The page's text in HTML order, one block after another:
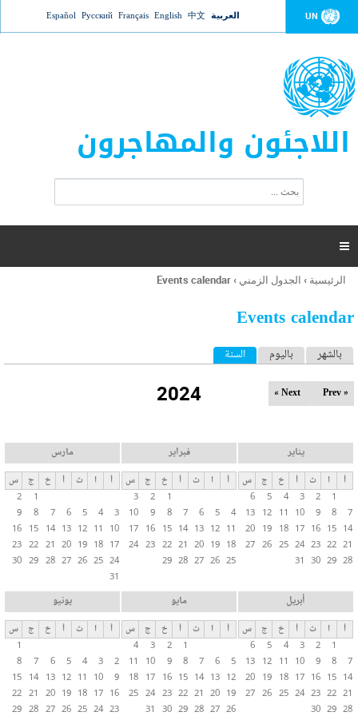
Jump to navigation UN العربية 中文
English
Français
Русский
Español
اللاجئون والمهاجرون
ت
ر
ل
ح
ب

أنت
هنا
الرئيسية › الجدول الزمني ›
Events calendar
Events calendar
ا
ل
ب
ب
ا
ت
ا
ل
أ
س
ا
س
ي
ة
بالشهر باليوم السنة (علامة التبويب النشطة)
2024 « Prev
Next »
يناير
أ ا ث أ خ ج
س
1
2
3
4
5
6
7
8
9
10
11
12
13
14
15
16
17
18
19
20
21
22
23
24
25
26
27
28
29
30
31
فبراير
أ ا ث أ خ ج
س
1
2
3
4
5
6
7
8
9
10
11
12
13
14
15
16
17
18
19
20
21
22
23
24
25
26
27
28
29
مارس
أ ا ث أ خ ج
س
1
2
3
4
5
6
7
8
9
10
11
12
13
14
15
16
17
18
19
20
21
22
23
24
25
26
27
28
29
30
31
أبريل
أ ا ث أ خ ج
س
1
2
3
4
5
6
7
8
9
10
11
12
13
14
15
16
17
18
19
20
21
22
23
24
25
26
27
28
29
30
مايو
أ ا ث أ خ ج
س
1
2
3
4
5
6
7
8
9
10
11
12
13
14
15
16
17
18
19
20
21
22
23
24
25
26
27
28
29
30
31
يونيو
أ ا ث أ خ ج
س
1
2
3
4
5
6
7
8
9
10
11
12
13
14
15
16
17
18
19
20
21
22
23
24
25
26
27
28
29